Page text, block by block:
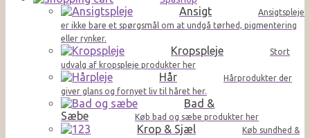
Ansigt
Ansigtspleje
er ikke bare et spørgsmål om at undgå tørhed, pigmentering
eller rynker.
Kropspleje
Stort
udvalg af kropspleje produkter her
Hår
Hårprodukter der
giver glans og fornyet liv til håret her.
Bad &
Sæbe
Køb bad og sæbe produkter her
Krop & Sjæl
Køb sundhed &